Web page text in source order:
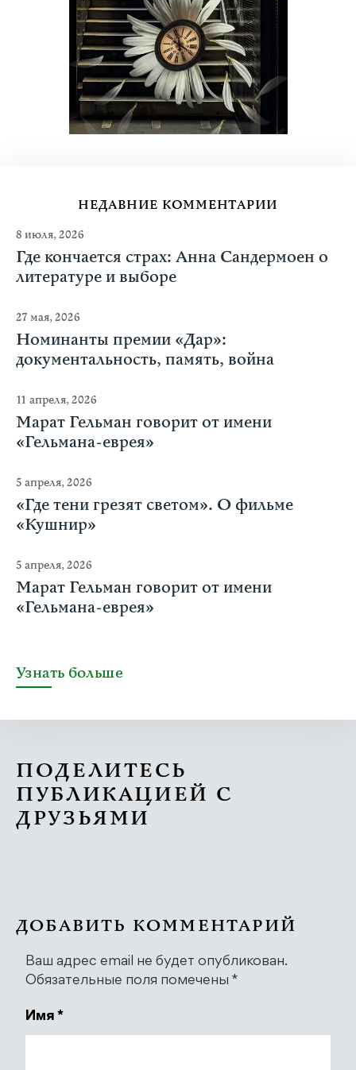
НЕДАВНИЕ КОММЕНТАРИИ
8 июля, 2026
Где кончается страх: Анна Сандермоен о
литературе и выборе
27 мая, 2026
Номинанты премии «Дар»:
документальность, память, война
11 апреля, 2026
Марат Гельман говорит от имени
«Гельмана-еврея»
5 апреля, 2026
«Где тени грезят светом». О фильме
«Кушнир»
5 апреля, 2026
Марат Гельман говорит от имени
«Гельмана-еврея»
Узнать больше
ПОДЕЛИТЕСЬ
ПУБЛИКАЦИЕЙ С
ДРУЗЬЯМИ
ДОБАВИТЬ КОММЕНТАРИЙ
Ваш адрес email не будет опубликован.
Обязательные поля помечены *
Имя *